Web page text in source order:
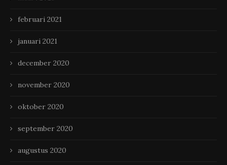
februari 2021
januari 2021
december 2020
november 2020
oktober 2020
september 2020
augustus 2020